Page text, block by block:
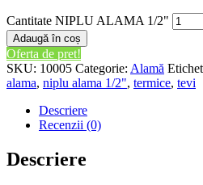
Cantitate NIPLU ALAMA 1/2"
Adaugă în coș
Oferta de pret!
SKU: 10005 Categorie: Alamă
alama, niplu alama 1/2", termice, tevi
Descriere
Recenzii (0)
Descriere